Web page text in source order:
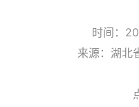
时间：
来源：湖北